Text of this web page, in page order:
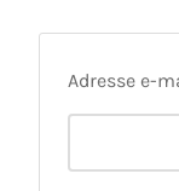
Adresse e-